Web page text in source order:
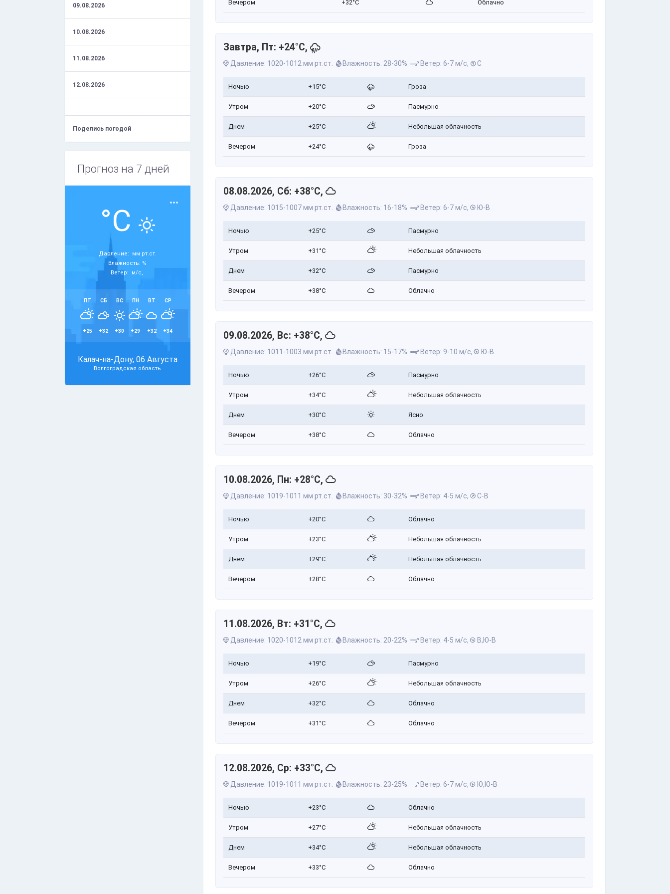
09.08.2026
10.08.2026
11.08.2026
12.08.2026
Поделись погодой
Прогноз на 7 дней
°C
Давление: мм рт.ст.
Влажность: %
Ветер: м/с,
ПТ
+25
СБ
+32
ВС
+30
ПН
+29
ВТ
+32
СР
+34
Калач-на-Дону, 06 Августа
Волгоградская область
Вечером +32°C Облачно
Завтра, Пт: +24°C,
Давление: 1020-1012 мм рт.ст. Влажность: 28-30% Ветер: 6-7 м/с, С
Ночью +15°C Гроза
Утром +20°C Пасмурно
Днем +25°C Небольшая облачность
Вечером +24°C Гроза
08.08.2026, Сб: +38°C,
Давление: 1015-1007 мм рт.ст. Влажность: 16-18% Ветер: 6-7 м/с, Ю-В
Ночью +25°C Пасмурно
Утром +31°C Небольшая облачность
Днем +32°C Пасмурно
Вечером +38°C Облачно
09.08.2026, Вс: +38°C,
Давление: 1011-1003 мм рт.ст. Влажность: 15-17% Ветер: 9-10 м/с, Ю-В
Ночью +26°C Пасмурно
Утром +34°C Небольшая облачность
Днем +30°C Ясно
Вечером +38°C Облачно
10.08.2026, Пн: +28°C,
Давление: 1019-1011 мм рт.ст. Влажность: 30-32% Ветер: 4-5 м/с, С-В
Ночью +20°C Облачно
Утром +23°C Небольшая облачность
Днем +29°C Небольшая облачность
Вечером +28°C Облачно
11.08.2026, Вт: +31°C,
Давление: 1020-1012 мм рт.ст. Влажность: 20-22% Ветер: 4-5 м/с, В,Ю-В
Ночью +19°C Пасмурно
Утром +26°C Небольшая облачность
Днем +32°C Облачно
Вечером +31°C Облачно
12.08.2026, Ср: +33°C,
Давление: 1019-1011 мм рт.ст. Влажность: 23-25% Ветер: 6-7 м/с, Ю,Ю-В
Ночью +23°C Облачно
Утром +27°C Небольшая облачность
Днем +34°C Небольшая облачность
Вечером +33°C Облачно